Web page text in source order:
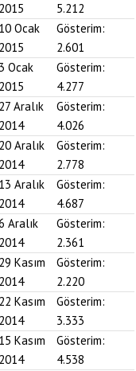
2015
5.212
10 Ocak
2015
Gösterim:
2.601
3 Ocak
2015
Gösterim:
4.277
27 Aralık
2014
Gösterim:
4.026
20 Aralık
2014
Gösterim:
2.778
13 Aralık
2014
Gösterim:
4.687
Aralık
2014
Gösterim:
2.361
29 Kasım
2014
Gösterim:
2.220
22 Kasım
2014
Gösterim:
3.333
15 Kasım
2014
Gösterim:
4.538